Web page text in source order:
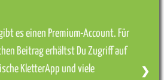
es einen Premium-Account. Für
Beitrag erhältst Du Zugriff auf
KletterApp und viele
❯